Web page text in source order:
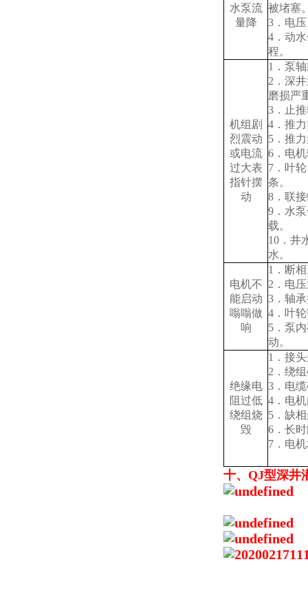
水泵流
量降
被堵塞
3．电
4．动
程。
机组剧
烈震动
或电流
过大表
指针摆
动
1．泵
2．深
磨损严
3．止
4．推
5．推
6．电
7．叶
条。
8．联
9．水
载。
10．井
水。
电机不
能启动
嗡嗡做
响
1．断
2．电
3．轴
4．叶
5．泵
动。
绝缘电
阻过低
绕组烧
毁
1．接
2．绕
3．电
4．电
5．缺
6．长
7．电
十、QJ型深井